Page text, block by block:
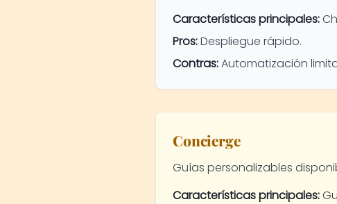
Características principales:
Pros:Despliegue rápido.
Contras:Automatización
Concierge
Guías personalizables
Características principales: